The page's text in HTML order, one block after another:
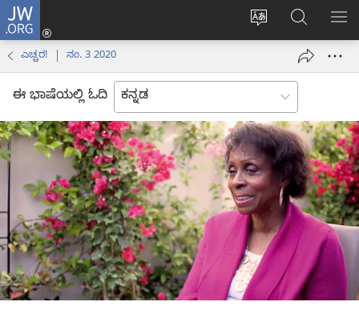
JW.ORG
ವೆಬ್‌ಸೈಟ್‌ನ
ಭಾಷೆಯನ್ನು
ಬದಲಿಸು
ಲಾಗ್
ಇನ್
new
ಹುಡುಕಿ
ಎಚ್ಚರ! | ನಂ. 3 2020
ಈ ಭಾಷೆಯಲ್ಲಿ ಓದಿ